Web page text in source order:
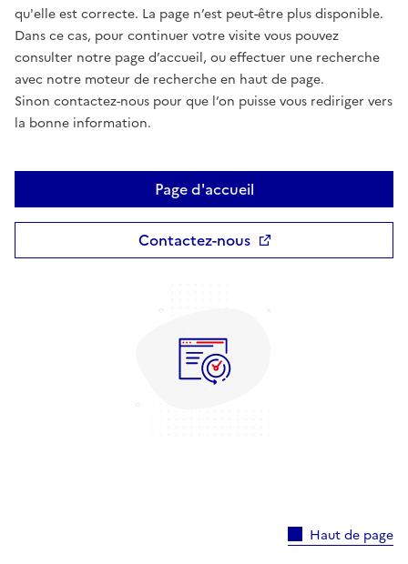
qu'elle est correcte. La page n’est peut-être plus disponible.
Dans ce cas, pour continuer votre visite vous pouvez
consulter notre page d’accueil, ou effectuer une recherche
avec notre moteur de recherche en haut de page.
Sinon contactez-nous pour que l’on puisse vous rediriger vers
la bonne information.
Page d'accueil
Contactez-nous
Haut de page